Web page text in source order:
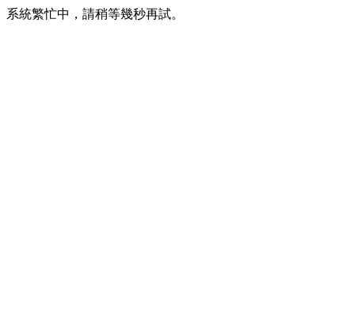
系統繁忙中，請稍等幾秒再試。